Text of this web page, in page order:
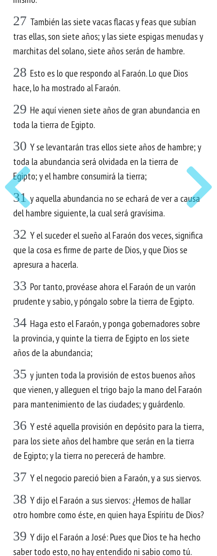
27 También las siete vacas flacas y feas que subían
tras ellas, son siete años; y las siete espigas menudas y
marchitas del solano, siete años serán de hambre.
28 Esto es lo que respondo al Faraón. Lo que Dios
hace, lo ha mostrado al Faraón.
29 He aquí vienen siete años de gran abundancia en
toda la tierra de Egipto.
30 Y se levantarán tras ellos siete años de hambre; y
toda la abundancia será olvidada en la tierra de
Egipto; y el hambre consumirá la tierra;
31 y aquella abundancia no se echará de ver a causa
del hambre siguiente, la cual será gravísima.
32 Y el suceder el sueño al Faraón dos veces, significa
que la cosa es firme de parte de Dios, y que Dios se
apresura a hacerla.
33 Por tanto, provéase ahora el Faraón de un varón
prudente y sabio, y póngalo sobre la tierra de Egipto.
34 Haga esto el Faraón, y ponga gobernadores sobre
la provincia, y quinte la tierra de Egipto en los siete
años de la abundancia;
35 y junten toda la provisión de estos buenos años
que vienen, y alleguen el trigo bajo la mano del Faraón
para mantenimiento de las ciudades; y guárdenlo.
36 Y esté aquella provisión en depósito para la tierra,
para los siete años del hambre que serán en la tierra
de Egipto; y la tierra no perecerá de hambre.
37 Y el negocio pareció bien a Faraón, y a sus siervos.
38 Y dijo el Faraón a sus siervos: ¿Hemos de hallar
otro hombre como éste, en quien haya Espíritu de Dios?
39 Y dijo el Faraón a José: Pues que Dios te ha hecho
saber todo esto, no hay entendido ni sabio como tú.